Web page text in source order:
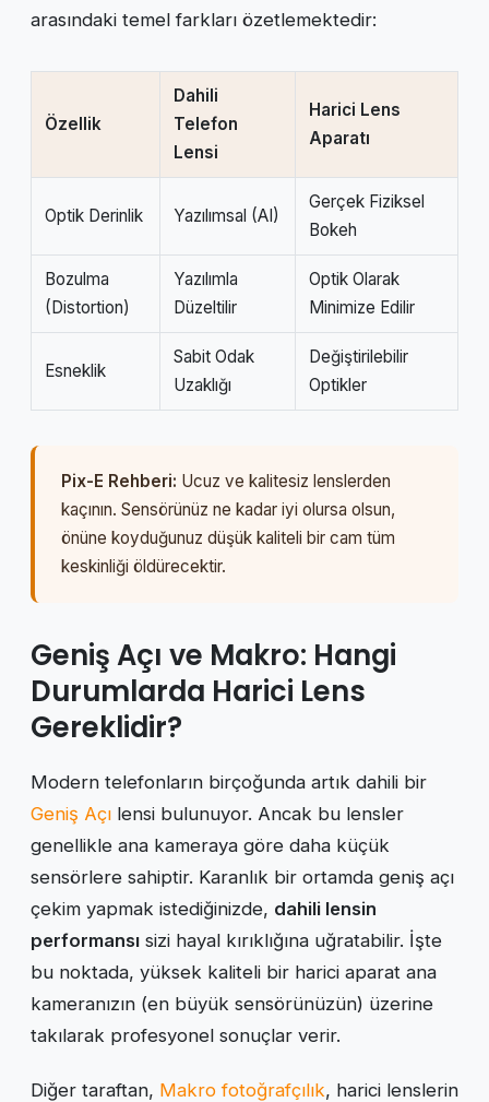
arasındaki temel farkları özetlemektedir:
Özellik
Dahili
Telefon
Lensi
Harici Lens
Aparatı
Optik Derinlik Yazılımsal (AI)
Gerçek Fiziksel
Bokeh
Bozulma
(Distortion)
Yazılımla
Düzeltilir
Optik Olarak
Minimize Edilir
Esneklik
Sabit Odak
Uzaklığı
Değiştirilebilir
Optikler
Pix-E Rehberi: Ucuz ve kalitesiz lenslerden
kaçının. Sensörünüz ne kadar iyi olursa olsun,
önüne koyduğunuz düşük kaliteli bir cam tüm
keskinliği öldürecektir.
Geniş Açı ve Makro: Hangi
Durumlarda Harici Lens
Gereklidir?
Modern telefonların birçoğunda artık dahili bir
Geniş Açı lensi bulunuyor. Ancak bu lensler
genellikle ana kameraya göre daha küçük
sensörlere sahiptir. Karanlık bir ortamda geniş açı
çekim yapmak istediğinizde, dahili lensin
performansı sizi hayal kırıklığına uğratabilir. İşte
bu noktada, yüksek kaliteli bir harici aparat ana
kameranızın (en büyük sensörünüzün) üzerine
takılarak profesyonel sonuçlar verir.
Diğer taraftan, Makro fotoğrafçılık, harici lenslerin